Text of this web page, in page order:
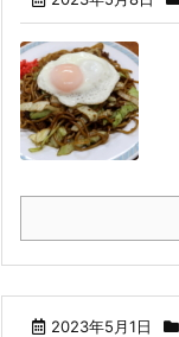
2023年5月1日